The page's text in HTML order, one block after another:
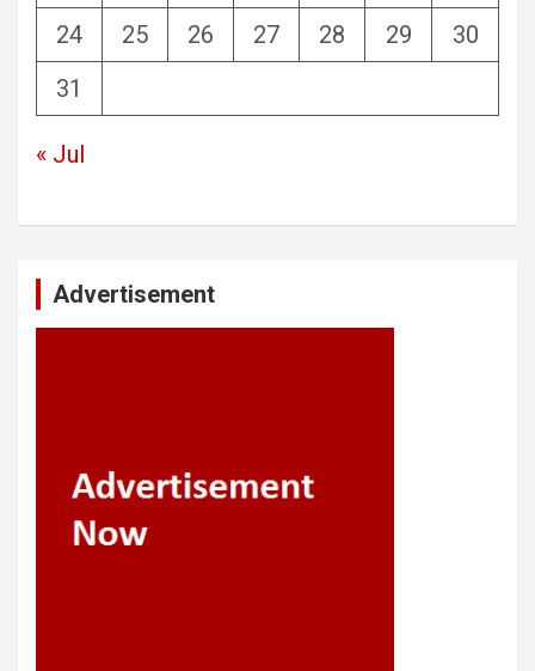
24
25 26 27 28 29
30
31
« Jul
Advertisement